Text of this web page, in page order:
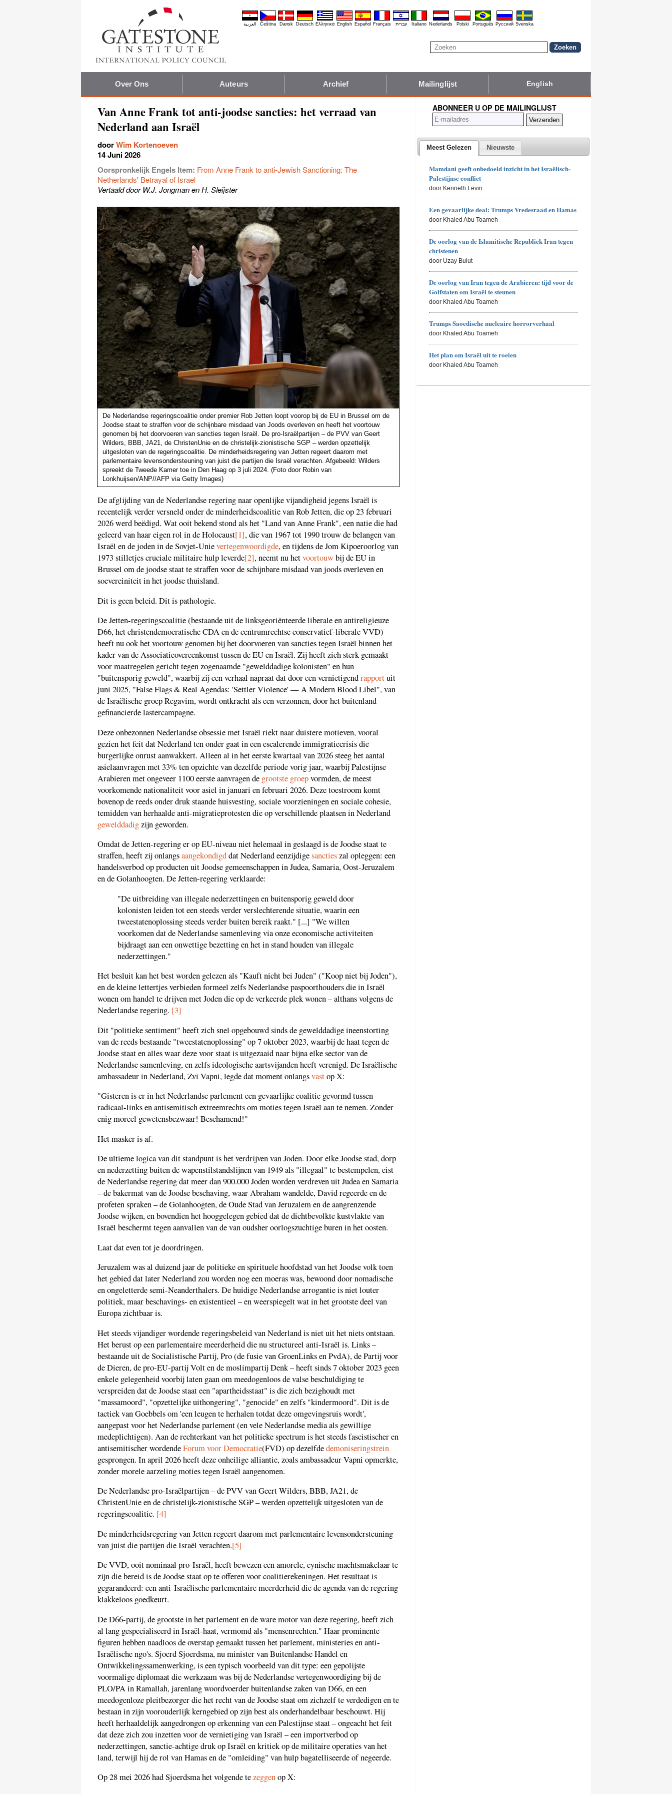
العربية Čeština Dansk Deutsch Ελληνικά English Español Français עברית Italiano Nederlands Polski Português Pyccĸий Svenska
Over Ons Auteurs Archief Mailinglijst English
Van Anne Frank tot anti-joodse sancties: het verraad van
Nederland aan Israël
doorWim Kortenoeven
14 Juni 2026
Oorspronkelijk Engels Item: From Anne Frank to anti-Jewish Sanctioning: The
Netherlands' Betrayal of Israel
Vertaald door W.J. Jongman en H. Sleijster
De Nederlandse regeringscoalitie onder premier Rob Jetten loopt voorop bij de EU in Brussel om de
Joodse staat te straffen voor de schijnbare misdaad van Joods overleven en heeft het voortouw
genomen bij het doorvoeren van sancties tegen Israël. De pro-Israëlpartijen – de PVV van Geert
Wilders, BBB, JA21, de ChristenUnie en de christelijk-zionistische SGP – werden opzettelijk
uitgesloten van de regeringscoalitie. De minderheidsregering van Jetten regeert daarom met
parlementaire levensondersteuning van juist die partijen die Israël verachten. Afgebeeld: Wilders
spreekt de Tweede Kamer toe in Den Haag op 3 juli 2024. (Foto door Robin van
Lonkhuijsen/ANP//AFP via Getty Images)
De afglijding van de Nederlandse regering naar openlijke vijandigheid jegens Israël is
recentelijk verder versneld onder de minderheidscoalitie van Rob Jetten, die op 23 februari
2026 werd beëdigd. Wat ooit bekend stond als het "Land van Anne Frank", een natie die had
geleerd van haar eigen rol in de Holocaust[1], die van 1967 tot 1990 trouw de belangen van
Israël en de joden in de Sovjet-Unievertegenwoordigde, en tijdens de Jom Kipoeroorlog van
1973 stilletjes cruciale militaire hulp leverde[2], neemt nu hetvoortouwbij de EU in
Brussel om de joodse staat te straffen voor de schijnbare misdaad van joods overleven en
soevereiniteit in het joodse thuisland.
Dit is geen beleid. Dit is pathologie.
De Jetten-regeringscoalitie (bestaande uit de linksgeoriënteerde liberale en antireligieuze
D66, het christendemocratische CDA en de centrumrechtse conservatief-liberale VVD)
heeft nu ook het voortouw genomen bij het doorvoeren van sancties tegen Israël binnen het
kader van de Associatieovereenkomst tussen de EU en Israël. Zij heeft zich sterk gemaakt
voor maatregelen gericht tegen zogenaamde "gewelddadige kolonisten" en hun
"buitensporig geweld", waarbij zij een verhaal napraat dat door een vernietigendrapportuit
juni 2025, "False Flags & Real Agendas: 'Settler Violence' — A Modern Blood Libel", van
de Israëlische groep Regavim, wordt ontkracht als een verzonnen, door het buitenland
gefinancierde lastercampagne.
Deze onbezonnen Nederlandse obsessie met Israël riekt naar duistere motieven, vooral
gezien het feit dat Nederland ten onder gaat in een escalerende immigratiecrisis die
burgerlijke onrust aanwakkert. Alleen al in het eerste kwartaal van 2026 steeg het aantal
asielaanvragen met 33% ten opzichte van dezelfde periode vorig jaar, waarbij Palestijnse
Arabieren met ongeveer 1100 eerste aanvragen de grootste groepvormden, de meest
voorkomende nationaliteit voor asiel in januari en februari 2026. Deze toestroom komt
bovenop de reeds onder druk staande huisvesting, sociale voorzieningen en sociale cohesie,
temidden van herhaalde anti-migratieprotesten die op verschillende plaatsen in Nederland
gewelddadigzijn geworden.
Omdat de Jetten-regering er op EU-niveau niet helemaal in geslaagd is de Joodse staat te
straffen, heeft zij onlangsaangekondigddat Nederland eenzijdigesanctieszal opleggen: een
handelsverbod op producten uit Joodse gemeenschappen in Judea, Samaria, Oost-Jeruzalem
en de Golanhoogten. De Jetten-regering verklaarde:
"De uitbreiding van illegale nederzettingen en buitensporig geweld door
kolonisten leiden tot een steeds verder verslechterende situatie, waarin een
tweestatenoplossing steeds verder buiten bereik raakt." [...] "We willen
voorkomen dat de Nederlandse samenleving via onze economische activiteiten
bijdraagt aan een onwettige bezetting en het in stand houden van illegale
nederzettingen."
Het besluit kan het best worden gelezen als "Kauft nicht bei Juden" ("Koop niet bij Joden"),
en de kleine lettertjes verbieden formeel zelfs Nederlandse paspoorthouders die in Israël
wonen om handel te drijven met Joden die op de verkeerde plek wonen – althans volgens de
Nederlandse regering. [3]
Dit "politieke sentiment" heeft zich snel opgebouwd sinds de gewelddadige ineenstorting
van de reeds bestaande "tweestatenoplossing" op 7 oktober 2023, waarbij de haat tegen de
Joodse staat en alles waar deze voor staat is uitgezaaid naar bijna elke sector van de
Nederlandse samenleving, en zelfs ideologische aartsvijanden heeft verenigd. De Israëlische
ambassadeur in Nederland, Zvi Vapni, legde dat moment onlangsvastop X:
"Gisteren is er in het Nederlandse parlement een gevaarlijke coalitie gevormd tussen
radicaal-links en antisemitisch extreemrechts om moties tegen Israël aan te nemen. Zonder
enig moreel gewetensbezwaar! Beschamend!"
Het masker is af.
De ultieme logica van dit standpunt is het verdrijven van Joden. Door elke Joodse stad, dorp
en nederzetting buiten de wapenstilstandslijnen van 1949 als "illegaal" te bestempelen, eist
de Nederlandse regering dat meer dan 900.000 Joden worden verdreven uit Judea en Samaria
– de bakermat van de Joodse beschaving, waar Abraham wandelde, David regeerde en de
profeten spraken – de Golanhoogten, de Oude Stad van Jeruzalem en de aangrenzende
Joodse wijken, en bovendien het hooggelegen gebied dat de dichtbevolkte kustvlakte van
Israël beschermt tegen aanvallen van de van oudsher oorlogszuchtige buren in het oosten.
Laat dat even tot je doordringen.
Jeruzalem was al duizend jaar de politieke en spirituele hoofdstad van het Joodse volk toen
het gebied dat later Nederland zou worden nog een moeras was, bewoond door nomadische
en ongeletterde semi-Neanderthalers. De huidige Nederlandse arrogantie is niet louter
politiek, maar beschavings- en existentieel – en weerspiegelt wat in het grootste deel van
Europa zichtbaar is.
Het steeds vijandiger wordende regeringsbeleid van Nederland is niet uit het niets ontstaan.
Het berust op een parlementaire meerderheid die nu structureel anti-Israël is. Links –
bestaande uit de Socialistische Partij, Pro (de fusie van GroenLinks en PvdA), de Partij voor
de Dieren, de pro-EU-partij Volt en de moslimpartij Denk – heeft sinds 7 oktober 2023 geen
enkele gelegenheid voorbij laten gaan om meedogenloos de valse beschuldiging te
verspreiden dat de Joodse staat een "apartheidsstaat" is die zich bezighoudt met
"massamoord", "opzettelijke uithongering", "genocide" en zelfs "kindermoord". Dit is de
tactiek van Goebbels om 'een leugen te herhalen totdat deze omgevingsruis wordt',
aangepast voor het Nederlandse parlement (en vele Nederlandse media als gewillige
medeplichtigen). Aan de rechterkant van het politieke spectrum is het steeds fascistischer en
antisemitischer wordendeForum voor Democratie(FVD) op dezelfdedemoniseringstrein
gesprongen. In april 2026 heeft deze onheilige alliantie, zoals ambassadeur Vapni opmerkte,
zonder morele aarzeling moties tegen Israël aangenomen.
De Nederlandse pro-Israëlpartijen – de PVV van Geert Wilders, BBB, JA21, de
ChristenUnie en de christelijk-zionistische SGP – werden opzettelijk uitgesloten van de
regeringscoalitie. [4]
De minderheidsregering van Jetten regeert daarom met parlementaire levensondersteuning
van juist die partijen die Israël verachten.[5]
De VVD, ooit nominaal pro-Israël, heeft bewezen een amorele, cynische machtsmakelaar te
zijn die bereid is de Joodse staat op te offeren voor coalitierekeningen. Het resultaat is
gegarandeerd: een anti-Israëlische parlementaire meerderheid die de agenda van de regering
klakkeloos goedkeurt.
De D66-partij, de grootste in het parlement en de ware motor van deze regering, heeft zich
al lang gespecialiseerd in Israël-haat, vermomd als "mensenrechten." Haar prominente
figuren hebben naadloos de overstap gemaakt tussen het parlement, ministeries en anti-
Israëlische ngo's. Sjoerd Sjoerdsma, nu minister van Buitenlandse Handel en
Ontwikkelingssamenwerking, is een typisch voorbeeld van dit type: een gepolijste
voormalige diplomaat die werkzaam was bij de Nederlandse vertegenwoordiging bij de
PLO/PA in Ramallah, jarenlang woordvoerder buitenlandse zaken van D66, en een
meedogenloze pleitbezorger die het recht van de Joodse staat om zichzelf te verdedigen en te
bestaan in zijn voorouderlijk kerngebied op zijn best als onderhandelbaar beschouwt. Hij
heeft herhaaldelijk aangedrongen op erkenning van een Palestijnse staat – ongeacht het feit
dat deze zich zou inzetten voor de vernietiging van Israël – een importverbod op
nederzettingen, sanctie-achtige druk op Israël en kritiek op de militaire operaties van het
land, terwijl hij de rol van Hamas en de "omleiding" van hulp bagatelliseerde of negeerde.
Op 28 mei 2026 had Sjoerdsma het volgende tezeggenop X:
ABONNEER U OP DE MAILINGLIJST
Meest Gelezen Nieuwste
Mamdani geeft onbedoeld inzicht in het Israëlisch-
Palestijnse conflict
door Kenneth Levin
Een gevaarlijke deal: Trumps Vredesraad en Hamas
door Khaled Abu Toameh
De oorlog van de Islamitische Republiek Iran tegen
christenen
door Uzay Bulut
De oorlog van Iran tegen de Arabieren: tijd voor de
Golfstaten om Israël te steunen
door Khaled Abu Toameh
Trumps Saoedische nucleaire horrorverhaal
door Khaled Abu Toameh
Het plan om Israël uit te roeien
door Khaled Abu Toameh